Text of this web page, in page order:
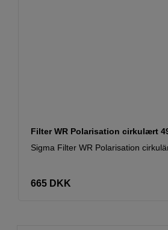
Filter WR Polarisation cirkulært
Sigma Filter WR Polarisation
665 DKK